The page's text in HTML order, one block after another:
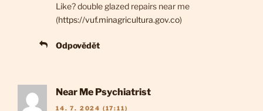
Like? double glazed repairs near me
(https://vuf.minagricultura.gov.co)
Odpovědět
Near Me Psychiatrist
14. 7. 2024 (17:11)